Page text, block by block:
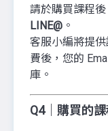
請於購買課程
LINE@ 。
客服小編將提
費後，您的
庫。
Q4｜購買的